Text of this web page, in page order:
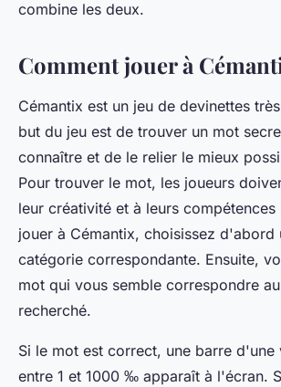
combine les deux.
Comment jouer à
Cémantix est un jeu de devinettes
but du jeu est de trouver un mot
connaître et de le relier le mieux
Pour trouver le mot, les joueurs
leur créativité et à leurs compétences
jouer à Cémantix, choisissez d'abord
catégorie correspondante. Ensuite,
mot qui vous semble correspondre
recherché.
Si le mot est correct, une barre d'une
entre 1 et 1000 ‰ apparaît à l'écran.